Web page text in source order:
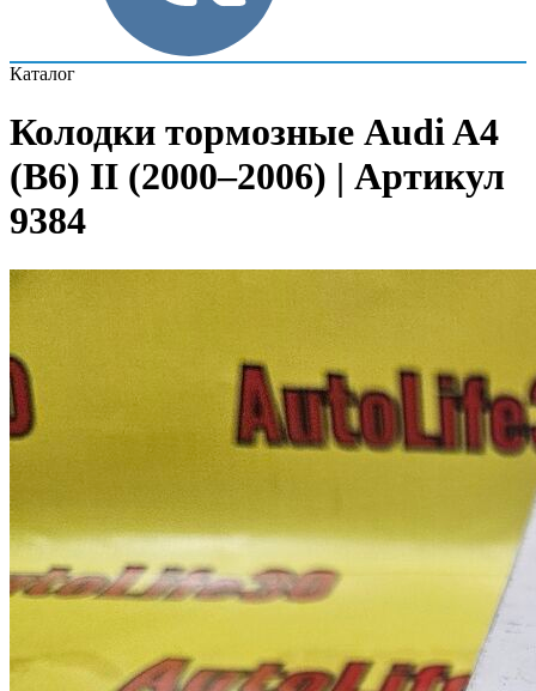
Каталог
Колодки тормозные Audi A4
(B6) II (2000–2006) | Артикул
9384